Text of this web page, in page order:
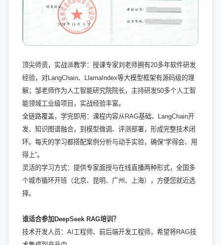
顶尖师资，实战派教学：授课专家刘老师拥有20多年软件研发
经验，对LangChain、LlamaIndex等大模型框架有源码级的理
解；邹老师作为人工智能研究院院长，主持研发50多个人工智
能领域工业级项目，实战经验丰富。
全链路覆盖，学完即用：课程内容从RAG基础、LangChain开
发、知识图谱融合，到模型微调、评测部署，形成完整技术闭
环。每天的学习都搭配案例分析与动手实验，确保“学得会、用
得上”。
灵活的学习方式：提供专家面授与在线直播两种形式，全国多
个城市循环开班（北京、昆明、广州、上海），方便您就近选
择。
谁适合参加DeepSeek RAG培训？
技术开发人员：AI工程师、前后端开发工程师，希望将RAG技